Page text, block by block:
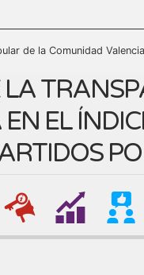
de la Comunidad
EL